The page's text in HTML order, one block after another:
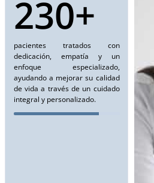
230+
pacientes tratados con
dedicación, empatía y un
enfoque especializado,
ayudando a mejorar su calidad
de vida a través de un cuidado
integral y personalizado.